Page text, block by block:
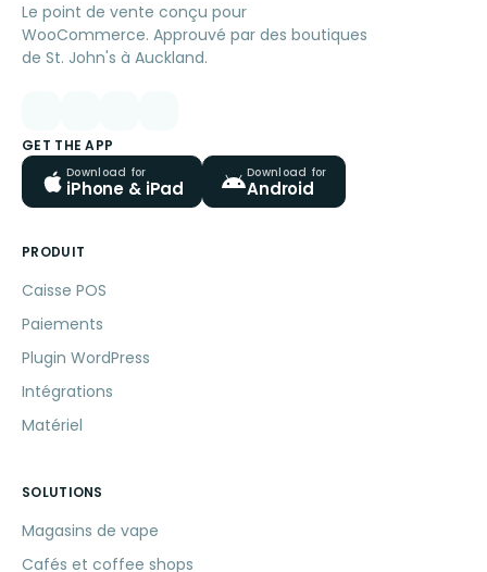
Le point de vente conçu pour
WooCommerce. Approuvé par des boutiques
de St. John's à Auckland.
GET THE APP
Download for
iPhone & iPad
Download for
Android
PRODUIT
Caisse POS
Paiements
Plugin WordPress
Intégrations
Matériel
SOLUTIONS
Magasins de vape
Cafés et coffee shops